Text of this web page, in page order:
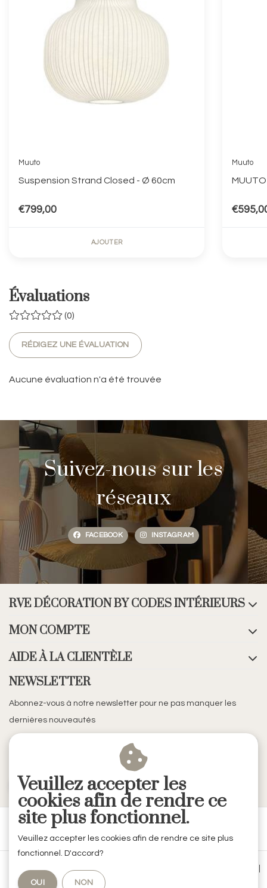
Muuto
Suspension Strand Closed - Ø 60cm
€799,00
AJOUTER
Muuto
Évaluations
(0)
RÉDIGEZ UNE ÉVALUATION
Aucune évaluation n'a été trouvée
Suivez-nous sur les
réseaux
FACEBOOK INSTAGRAM
RVE DÉCORATION BY CODES INTÉRIEURS
MON COMPTE
AIDE À LA CLIENTÈLE
NEWSLETTER
Abonnez-vous à notre newsletter pour ne pas manquer les
dernières nouveautés
S'ABONNER
Conditions générales de vente
Politique de confidentialité
Veuillez accepter les
cookies afin de rendre ce
site plus fonctionnel.
Veuillez accepter les cookies afin de rendre ce site plus
fonctionnel. D'accord?
OUI NON